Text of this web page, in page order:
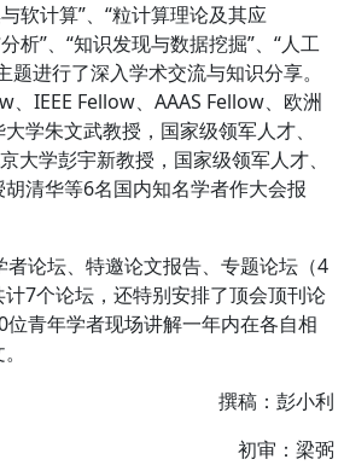
软计算”、“粒计算理论及其应
析”、“知识发现与数据挖掘”、“人工
题进行了深入学术交流与知识分享。
、IEEE Fellow、AAAS Fellow、欧洲
学朱文武教授，国家级领军人才、
大学彭宇新教授，国家级领军人才、
清华等6名国内知名学者作大会报
者论坛、特邀论文报告、专题论坛（4
7个论坛，还特别安排了顶会顶刊论
青年学者现场讲解一年内在各自相
撰稿：彭小利
初审：梁弼